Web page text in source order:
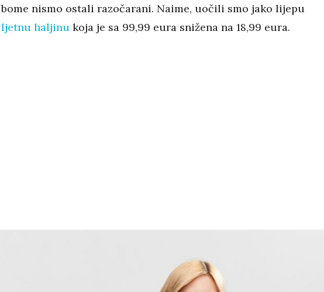
bome nismo ostali razočarani. Naime, uočili smo jako lijepu
ljetnu haljinu koja je sa 99,99 eura snižena na 18,99 eura.